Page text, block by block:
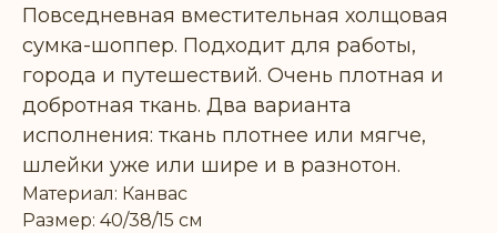
Повседневная вместительная холщовая
сумка-шоппер. Подходит для работы,
города и путешествий. Очень плотная и
добротная ткань. Два варианта
исполнения: ткань плотнее или мягче,
шлейки уже или шире и в разнотон.
Материал: Канвас
Размер: 40/38/15 см